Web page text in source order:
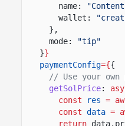
name:
wallet:
},
mode:
"tip"
}}
paymentConfig={{
// Use your
getSolPrice:
const
res =
const data =
return